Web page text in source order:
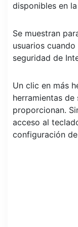
disponibles en
Se muestran
usuarios
seguridad de
Un clic en más
herramientas
proporcionan.
acceso al
configuración